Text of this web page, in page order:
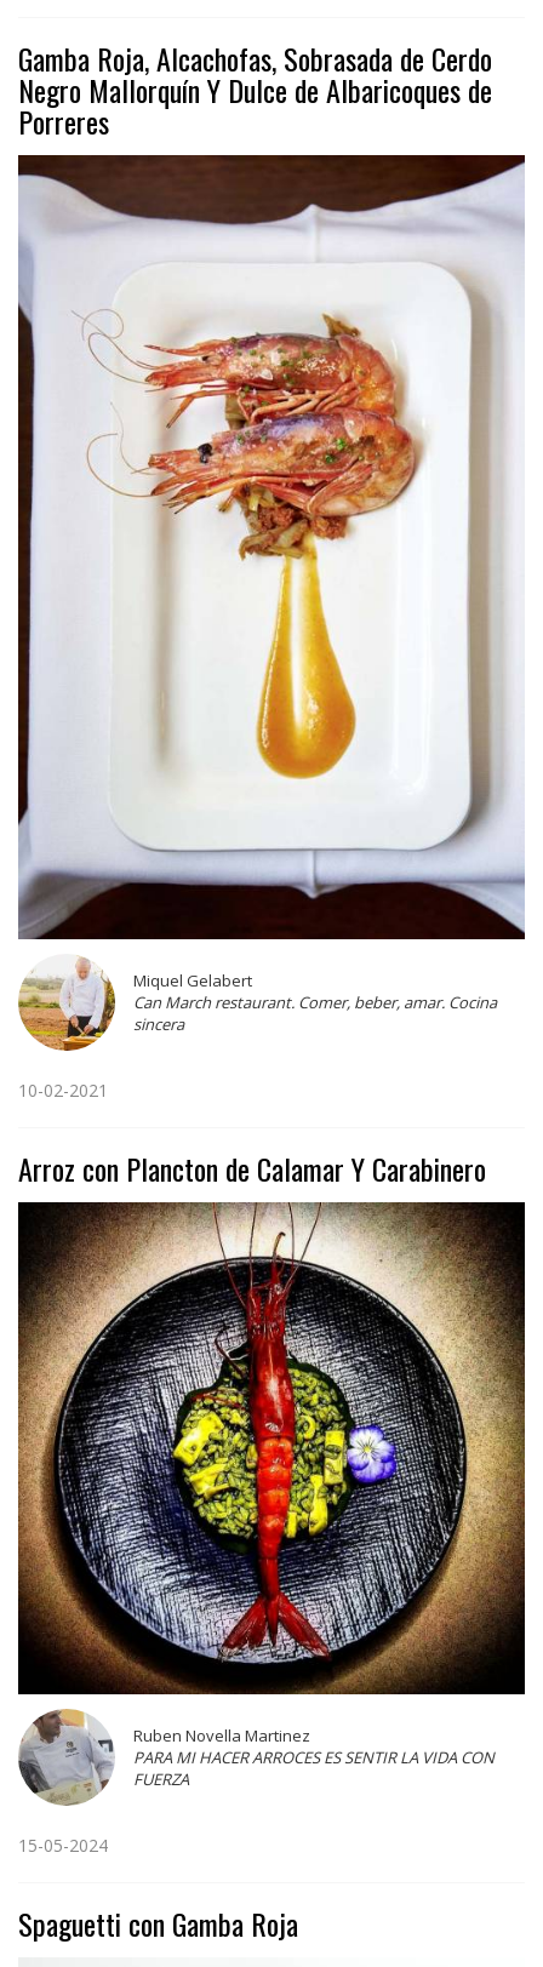
Gamba Roja, Alcachofas, Sobrasada de Cerdo
Negro Mallorquín Y Dulce de Albaricoques de
Porreres
Miquel Gelabert
Can March restaurant. Comer, beber, amar. Cocina
sincera
10-02-2021
Arroz con Plancton de Calamar Y Carabinero
Ruben Novella Martinez
PARA MI HACER ARROCES ES SENTIR LA VIDA CON
FUERZA
15-05-2024
Spaguetti con Gamba Roja